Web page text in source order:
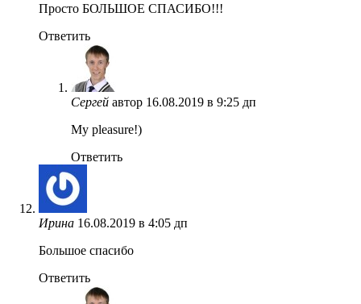
Просто БОЛЬШОЕ СПАСИБО!!!
Ответить
Сергей автор 16.08.2019 в 9:25 дп
My pleasure!)
Ответить
Ирина 16.08.2019 в 4:05 дп
Большое спасибо
Ответить